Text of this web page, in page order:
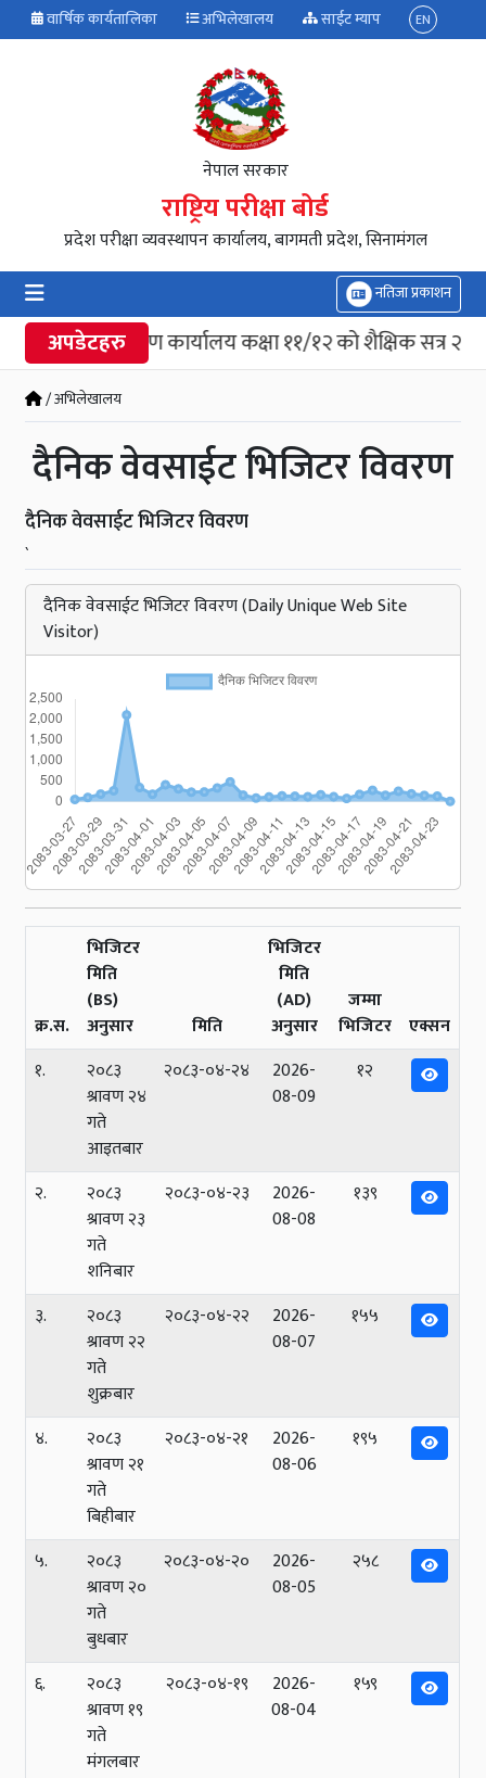
वार्षिक कार्यतालिका अभिलेखालय साईट म्याप EN
नेपाल सरकार
राष्ट्रिय परीक्षा बोर्ड
प्रदेश परीक्षा व्यवस्थापन कार्यालय, बागमती प्रदेश, सिनामंगल
नतिजा प्रकाशन
अपडेटहरु
परीक्षा नियन्त्रण कार्यालय कक्षा ११/१२ को शैक्षिक सत्र
/ अभिलेखालय
दैनिक वेवसाईट भिजिटर विवरण
दैनिक वेवसाईट भिजिटर विवरण
`
दैनिक वेवसाईट भिजिटर विवरण (Daily Unique Web Site
Visitor)
क्र.स.
भिजिटर
मिति
(BS)
अनुसार
मिति
भिजिटर
मिति
(AD)
अनुसार
जम्मा
भिजिटर
एक्सन
१.
२०८३
श्रावण २४
गते
आइतबार
२०८३-०४-२४
2026-
08-09
१२
२.
२०८३
श्रावण २३
गते
शनिबार
२०८३-०४-२३
2026-
08-08
१३९
३.
२०८३
श्रावण २२
गते
शुक्रबार
२०८३-०४-२२
2026-
08-07
१५५
४.
२०८३
श्रावण २१
गते
बिहीबार
२०८३-०४-२१
2026-
08-06
१९५
५.
२०८३
श्रावण २०
गते
बुधबार
२०८३-०४-२०
2026-
08-05
२५८
६.
२०८३
श्रावण १९
गते
मंगलबार
२०८३-०४-१९
2026-
08-04
१५९